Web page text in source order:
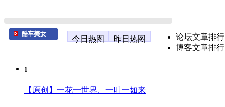
酷车美女
今日热图 昨日热图
论坛文章排行
博客文章排行
1
【原创】一花一世界、一叶一如来